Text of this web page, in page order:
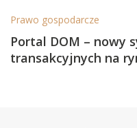
Prawo gospodarcze
Portal DOM – nowy
transakcyjnych na